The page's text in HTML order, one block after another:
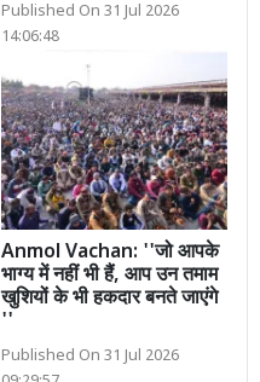
Published On 31 Jul 2026
14:06:48
Anmol Vachan: ''जो आपके
भाग्य में नहीं भी हैं, आप उन तमाम
खुशियों के भी हकदार बनते जाएंगे
''
Published On 31 Jul 2026